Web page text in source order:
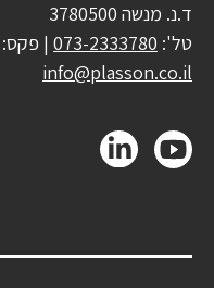
ד.נ. מנשה 3780500
טל': 073-2333780 | פקס:
info@plasson.co.il